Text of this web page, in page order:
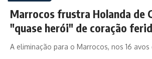
Marrocos frustra Holanda de
"quase herói" de coração
A eliminação para o Marrocos, nos 16